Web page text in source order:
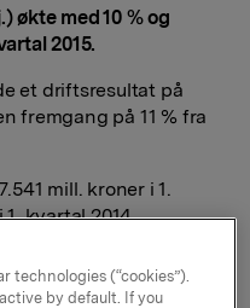
økte med 10 % og
2015.
et driftsresultat på
fremgang på 11 % fra
mill. kroner i 1.
kvartal 2014.
forretningsområder,
technologies (“cookies”).
by default. If you